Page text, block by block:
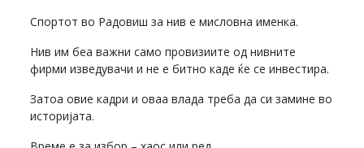
Спортот во Радовиш за нив е мисловна именка.
Нив им беа важни само провизиите од нивните
фирми изведувачи и не е битно каде ќе се инвестира.
Затоа овие кадри и оваа влада треба да си замине во
историјата.